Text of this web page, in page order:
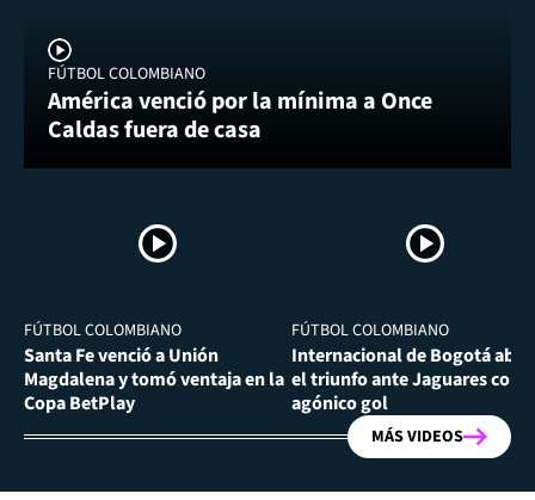
FÚTBOL COLOMBIANO
América venció por la mínima a Once
Caldas fuera de casa
FÚTBOL COLOMBIANO
Santa Fe venció a Unión
Magdalena y tomó ventaja en la
Copa BetPlay
FÚTBOL COLOMBIANO
Internacional de Bogotá
el triunfo ante Jaguares con
agónico gol
MÁS VIDEOS